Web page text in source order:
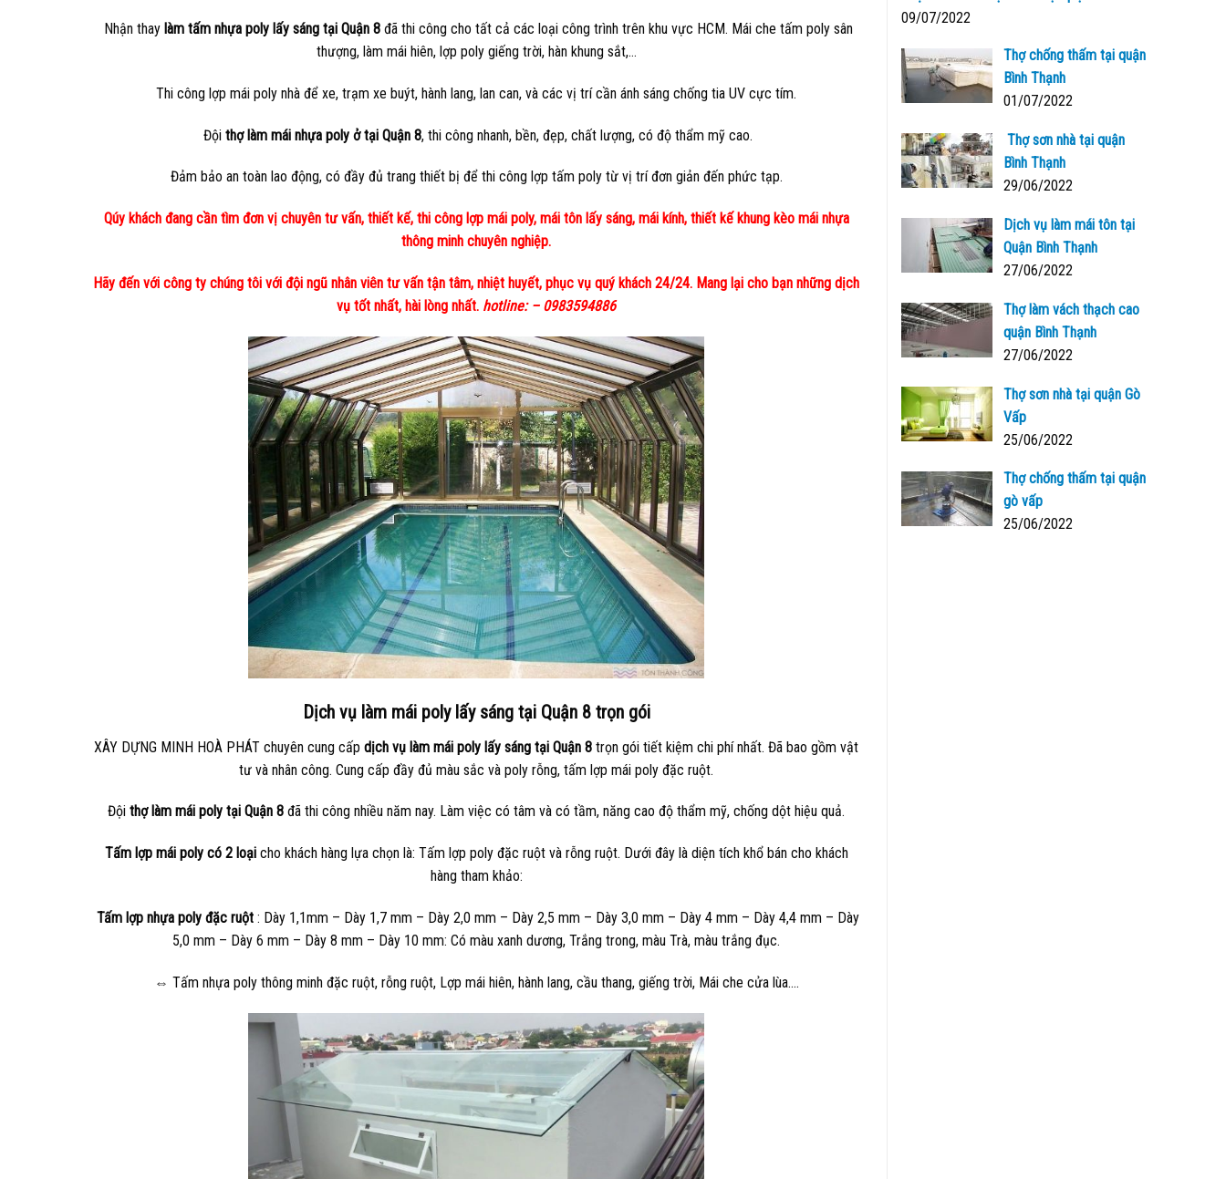
Nhận thay làm tấm nhựa poly lấy sáng tại Quận 8đã thi công cho tất cả các loại công trình trên khu vực HCM. Mái che tấm poly sân
thượng, làm mái hiên, lợp poly giếng trời, hàn khung sắt,…
Thi công lợp mái poly nhà để xe, trạm xe buýt, hành lang, lan can, và các vị trí cần ánh sáng chống tia UV cực tím.
Đội thợ làm mái nhựa poly ở tại Quận 8, thi công nhanh, bền, đẹp, chất lượng, có độ thẩm mỹ cao.
Đảm bảo an toàn lao động, có đầy đủ trang thiết bị để thi công lợp tấm poly từ vị trí đơn giản đến phức tạp.
Qúy khách đang cần tìm đơn vị chuyên tư vấn, thiết kế, thi công lợp mái poly, mái tôn lấy sáng, mái kính, thiết kế khung kèo mái nhựa
thông minh chuyên nghiệp.
Hãy đến với công ty chúng tôi với đội ngũ nhân viên tư vấn tận tâm, nhiệt huyết, phục vụ quý khách 24/24. Mang lại cho bạn những dịch
vụ tốt nhất, hài lòng nhất. hotline: – 0983594886
Dịch vụ làm mái poly lấy sáng tại Quận 8 trọn gói
XÂY DỰNG MINH HOÀ PHÁT chuyên cung cấp dịch vụ làm mái poly lấy sáng tại Quận 8 trọn gói tiết kiệm chi phí nhất. Đã bao gồm vật
tư và nhân công. Cung cấp đầy đủ màu sắc và poly rỗng, tấm lợp mái poly đặc ruột.
Đội thợ làm mái poly tại Quận 8 đã thi công nhiều năm nay. Làm việc có tâm và có tầm, năng cao độ thẩm mỹ, chống dột hiệu quả.
Tấm lợp mái poly có 2 loạicho khách hàng lựa chọn là: Tấm lợp poly đặc ruột và rỗng ruột. Dưới đây là diện tích khổ bán cho khách
hàng tham khảo:
Tấm lợp nhựa poly đặc ruột : Dày 1,1mm – Dày 1,7 mm – Dày 2,0 mm – Dày 2,5 mm – Dày 3,0 mm – Dày 4 mm – Dày 4,4 mm – Dày
5,0 mm – Dày 6 mm – Dày 8 mm – Dày 10 mm: Có màu xanh dương, Trắng trong, màu Trà, màu trắng đục.
⇔ Tấm nhựa poly thông minh đặc ruột, rỗng ruột, Lợp mái hiên, hành lang, cầu thang, giếng trời, Mái che cửa lùa….
09/07/2022
Thợ chống thấm tại quận
Bình Thạnh
01/07/2022
Thợ sơn nhà tại quận
Bình Thạnh
29/06/2022
Dịch vụ làm mái tôn tại
Quận Bình Thạnh
27/06/2022
Thợ làm vách thạch cao
quận Bình Thạnh
27/06/2022
Thợ sơn nhà tại quận Gò
Vấp
25/06/2022
Thợ chống thấm tại quận
gò vấp
25/06/2022